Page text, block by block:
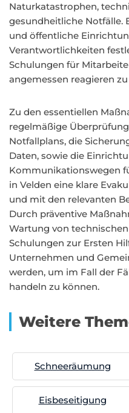
Naturkatastrophen,
gesundheitliche Notfälle.
und öffentliche
Verantwortlichkeiten
Schulungen für
angemessen reagieren
Zu den essentiellen
regelmäßige
Notfallplans, die
Daten, sowie die
Kommunikationswegen
in Velden eine klare
und mit den relevanten
Durch präventive
Wartung von
Schulungen zur Ersten
Unternehmen und
werden, um im Fall der
handeln zu können.
Weitere
Schneeräumung
Eisbeseitigung